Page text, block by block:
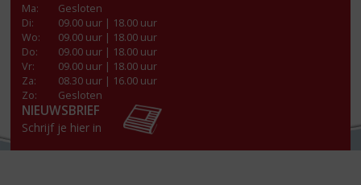
Ma:
Gesloten
Di:
09.00 uur | 18.00 uur
Wo:
09.00 uur | 18.00 uur
Do:
09.00 uur | 18.00 uur
Vr:
09.00 uur | 18.00 uur
Za:
08.30 uur | 16.00 uur
Zo:
Gesloten
NIEUWSBRIEF
Schrijf je hier in